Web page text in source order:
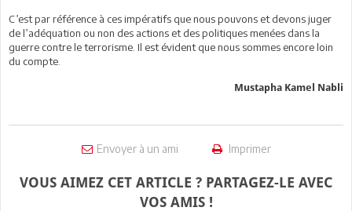
C’est par référence à ces impératifs que nous pouvons et devons juger
de l’adéquation ou non des actions et des politiques menées dans la
guerre contre le terrorisme. Il est évident que nous sommes encore loin
du compte.
Mustapha Kamel Nabli
Envoyer à un ami Imprimer
VOUS AIMEZ CET ARTICLE ? PARTAGEZ-LE AVEC
VOS AMIS !